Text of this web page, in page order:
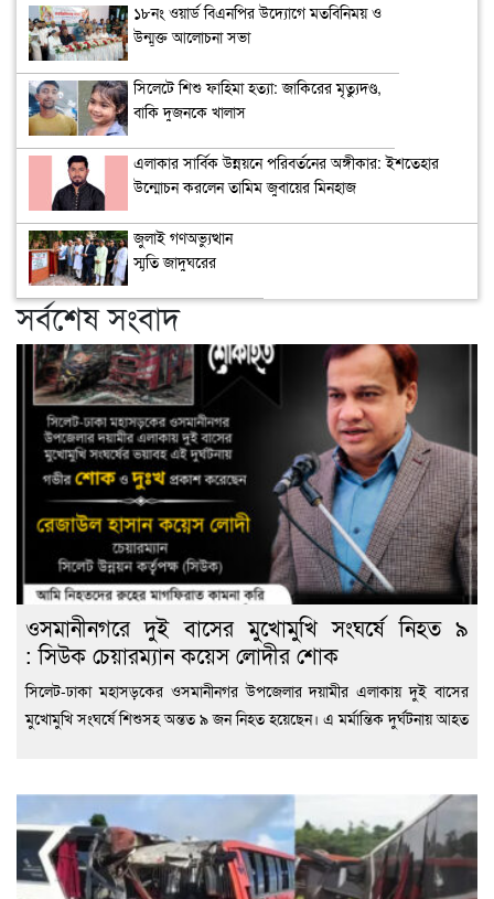
১৮নং ওয়ার্ড বিএনপির উদ্যোগে মতবিনিময় ও
উন্মুক্ত আলোচনা সভা
সিলেটে শিশু ফাহিমা হত্যা: জাকিরের মৃত্যুদণ্ড,
বাকি দুজনকে খালাস
এলাকার সার্বিক উন্নয়নে পরিবর্তনের অঙ্গীকার: ইশতেহার
উন্মোচন করলেন তামিম জুবায়ের মিনহাজ
জুলাই গণঅভ্যুত্থান
স্মৃতি জাদুঘরের
সর্বশেষ সংবাদ
ওসমানীনগরে দুই বাসের মুখোমুখি সংঘর্ষে নিহত ৯
: সিউক চেয়ারম্যান কয়েস লোদীর শোক
সিলেট-ঢাকা মহাসড়কের ওসমানীনগর উপজেলার দয়ামীর এলাকায় দুই বাসের
মুখোমুখি সংঘর্ষে শিশুসহ অন্তত ৯ জন নিহত হয়েছেন। এ মর্মান্তিক দুর্ঘটনায় আহত